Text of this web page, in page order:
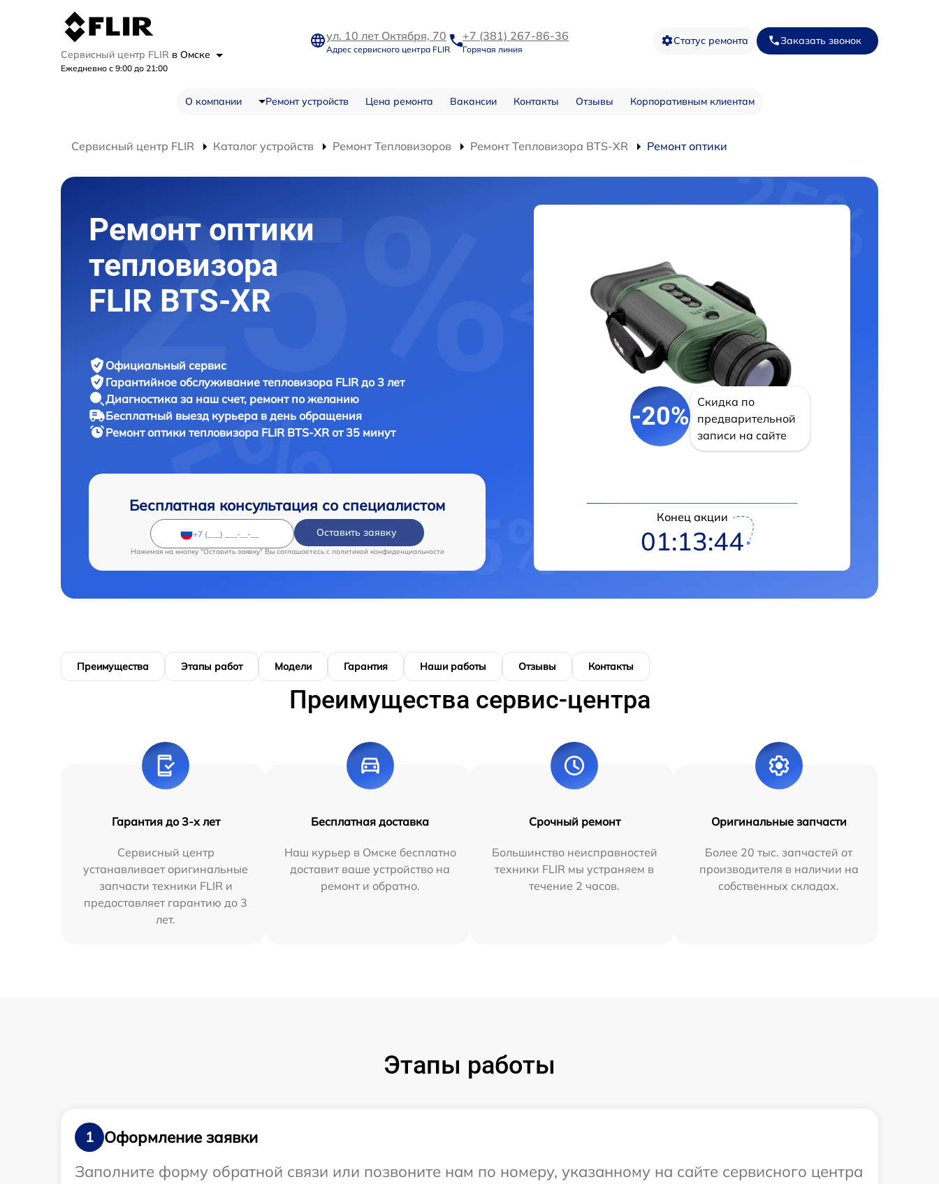
Сервисный центр FLIR в Омске
Ежедневно с 9:00 до 21:00
ул. 10 лет Октября, 70
Адрес сервисного центра FLIR
+7 (381) 267-86-36
Горячая линия
Статус ремонта Заказать звонок
О компании Ремонт устройств Цена ремонта Вакансии Контакты Отзывы Корпоративным клиентам
Сервисный центр FLIR Каталог устройств Ремонт Тепловизоров Ремонт Тепловизора BTS-XR Ремонт оптики
Ремонт оптики
тепловизора
FLIR BTS-XR
Официальный сервис
Гарантийное обслуживание тепловизора FLIR до 3 лет
Диагностика за наш счет, ремонт по желанию
Бесплатный выезд курьера в день обращения
Ремонт оптики тепловизора FLIR BTS-XR от 35 минут
Бесплатная консультация со специалистом
Оставить заявку
Нажимая на кнопку "Оставить заявку" Вы соглашаетесь c политикой конфиденциальности
-20%
Скидка по
предварительной
записи на сайте
Конец акции
01:13:43
Преимущества Этапы работ Модели Гарантия Наши работы Отзывы Контакты
Преимущества сервис-центра
Гарантия до 3-х лет
Сервисный центр
устанавливает оригинальные
запчасти техники FLIR и
предоставляет гарантию до 3
лет.
Бесплатная доставка
Наш курьер в Омске бесплатно
доставит ваше устройство на
ремонт и обратно.
Срочный ремонт
Большинство неисправностей
техники FLIR мы устраняем в
течение 2 часов.
Оригинальные запчасти
Более 20 тыс. запчастей от
производителя в наличии на
собственных складах.
Этапы работы
1
Оформление заявки
Заполните форму обратной связи или позвоните нам по номеру, указанному на сайте сервисного центра